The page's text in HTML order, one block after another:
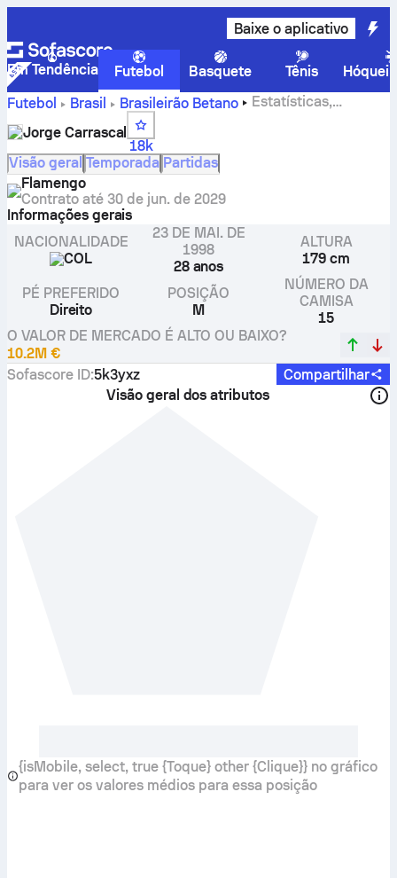
Baixe o aplicativo
Em Tendência Futebol Basquete Tênis
Hóquei
Futebol
Brasil Brasileirão Betano
Estatísticas,
avaliações e gols do Jorge Carrascal
Jorge Carrascal
18k
Visão geral Temporada Partidas
Flamengo
Contrato até 30 de jun. de 2029
Informações gerais
NACIONALIDADE
COL
23 DE MAI. DE
1998
28 anos
ALTURA
179 cm
PÉ PREFERIDO
Direito
POSIÇÃO
M
NÚMERO DA
CAMISA
15
O VALOR DE MERCADO É ALTO OU BAIXO?
10.2M €
Sofascore ID:5k3yxz
Compartilhar
Visão geral dos atributos
{isMobile, select, true {Toque} other {Clique}} no gráfico
para ver os valores médios para essa posição